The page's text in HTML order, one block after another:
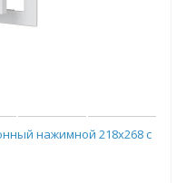
нажимной 218х268 с